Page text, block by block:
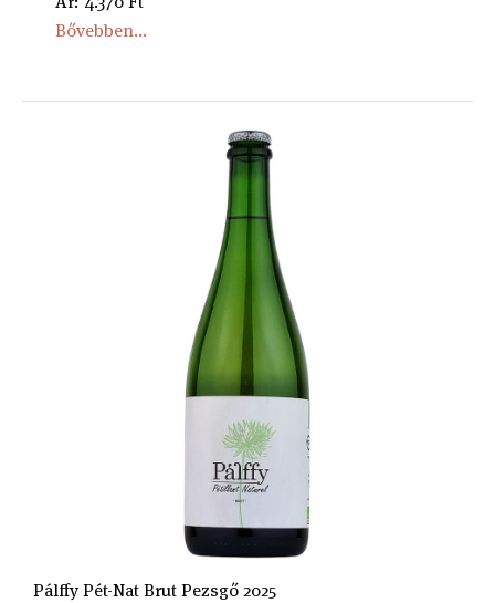
Bővebben...
Pálffy Pét-Nat Brut Pezsgő 2025